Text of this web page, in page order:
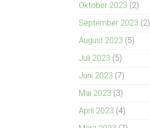
Oktober 2023 (2)
September 2023 (2)
August 2023 (5)
Juli 2023 (5)
Juni 2023 (7)
Mai 2023 (3)
April 2023 (4)